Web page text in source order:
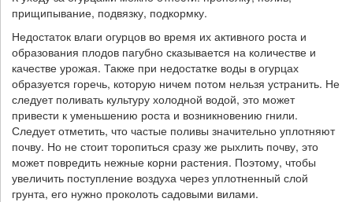
прищипывание, подвязку, подкормку.
Недостаток влаги огурцов во время их активного роста и
образования плодов пагубно сказывается на количестве и
качестве урожая. Также при недостатке воды в огурцах
образуется горечь, которую ничем потом нельзя устранить. Не
следует поливать культуру холодной водой, это может
привести к уменьшению роста и возникновению гнили.
Следует отметить, что частые поливы значительно уплотняют
почву. Но не стоит торопиться сразу же рыхлить почву, это
может повредить нежные корни растения. Поэтому, чтобы
увеличить поступление воздуха через уплотненный слой
грунта, его нужно проколоть садовыми вилами.